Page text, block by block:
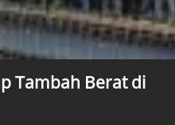
Tambah Berat di